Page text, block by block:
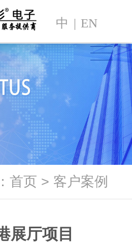
中 | EN
首页 > 客户案例
展厅项目